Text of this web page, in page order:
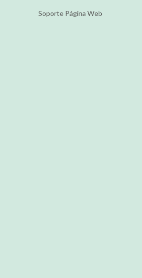
Soporte Página Web